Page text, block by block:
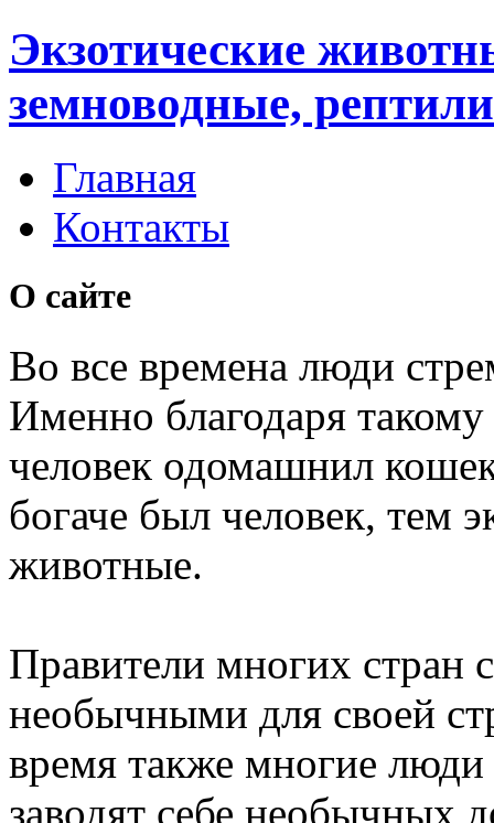
Экзотические
земноводные,
Главная
Контакты
О сайте
Во все времена люди
Именно благодаря
человек одомашнил
богаче был человек, тем
животные.
Правители многих стран
необычными для своей
время также многие люди
заводят себе